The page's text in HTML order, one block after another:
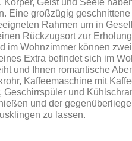
Geist und Seele
Eine großzügig geschnittene
Rahmen um in
Rückzugsort zur
im Wohnzimmer können
Extra befindet sich im
und Ihnen romantische
Kaffeemaschine mit
und
und der
zu lassen.